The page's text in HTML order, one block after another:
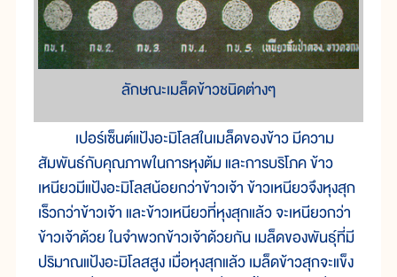
ลักษณะเมล็ดข้าวชนิดต่างๆ
เปอร์เซ็นต์แป้งอะมิโลสในเมล็ดของข้าว มีความ
สัมพันธ์กับคุณภาพในการหุงต้ม และการบริโภค ข้าว
เหนียวมีแป้งอะมิโลสน้อยกว่าข้าวเจ้า ข้าวเหนียวจึงหุงสุก
เร็วกว่าข้าวเจ้า และข้าวเหนียวที่หุงสุกแล้ว จะเหนียวกว่า
ข้าวเจ้าด้วย ในจำพวกข้าวเจ้าด้วยกัน เมล็ดของพันธุ์ที่มี
ปริมาณแป้งอะมิโลสสูง เมื่อหุงสุกแล้ว เมล็ดข้าวสุกจะแข็ง